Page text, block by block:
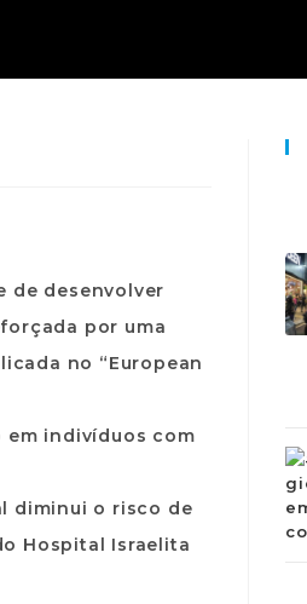
de desenvolver
por uma
no “European
em indivíduos com
diminui o risco de
Hospital Israelita